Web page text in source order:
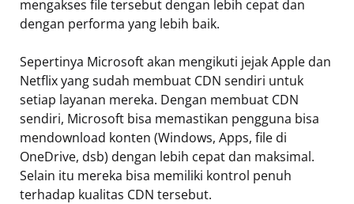
mengakses file tersebut dengan lebih cepat dan
dengan performa yang lebih baik.
Sepertinya Microsoft akan mengikuti jejak Apple dan
Netflix yang sudah membuat CDN sendiri untuk
setiap layanan mereka. Dengan membuat CDN
sendiri, Microsoft bisa memastikan pengguna bisa
mendownload konten (Windows, Apps, file di
OneDrive, dsb) dengan lebih cepat dan maksimal.
Selain itu mereka bisa memiliki kontrol penuh
terhadap kualitas CDN tersebut.